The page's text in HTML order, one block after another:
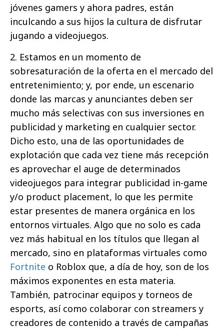
jóvenes gamers y ahora padres, están
inculcando a sus hijos la cultura de disfrutar
jugando a videojuegos.
2. Estamos en un momento de
sobresaturación de la oferta en el mercado del
entretenimiento; y, por ende, un escenario
donde las marcas y anunciantes deben ser
mucho más selectivas con sus inversiones en
publicidad y marketing en cualquier sector.
Dicho esto, una de las oportunidades de
explotación que cada vez tiene más recepción
es aprovechar el auge de determinados
videojuegos para integrar publicidad in-game
y/o product placement, lo que les permite
estar presentes de manera orgánica en los
entornos virtuales. Algo que no solo es cada
vez más habitual en los títulos que llegan al
mercado, sino en plataformas virtuales como
Fortnite o Roblox que, a día de hoy, son de los
máximos exponentes en esta materia.
También, patrocinar equipos y torneos de
esports, así como colaborar con streamers y
creadores de contenido a través de campañas